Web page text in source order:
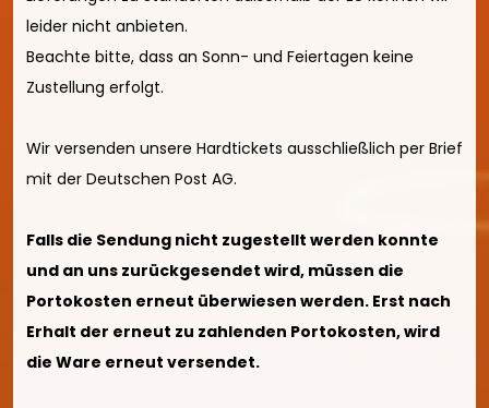
leider nicht anbieten.
Beachte bitte, dass an Sonn- und Feiertagen keine
Zustellung erfolgt.
Wir versenden unsere Hardtickets ausschließlich per Brief
mit der Deutschen Post AG.
Falls die Sendung nicht zugestellt werden konnte
und an uns zurückgesendet wird, müssen die
Portokosten erneut überwiesen werden. Erst nach
Erhalt der erneut zu zahlenden Portokosten, wird
die Ware erneut versendet.